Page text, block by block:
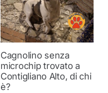
Cagnolino senza
microchip trovato a
Contigliano Alto, di chi
è?